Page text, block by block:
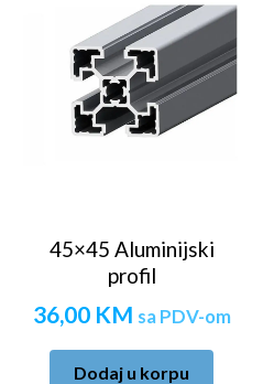
45×45 Aluminijski
profil
36,00 KM sa PDV-om
Dodaj u korpu